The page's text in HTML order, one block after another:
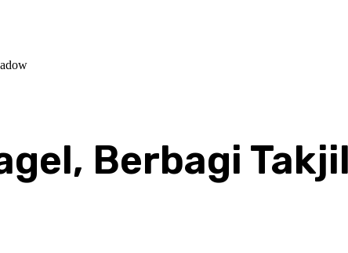
Berbagi